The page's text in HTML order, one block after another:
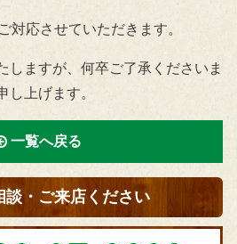
対応させていただきます。
しますが、何卒ご了承くださいま
し上げます。
一覧へ戻る
談・ご来店ください